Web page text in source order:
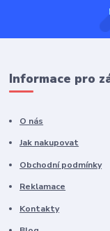
Informace pro
O nás
Jak nakupovat
Obchodní podmínky
Reklamace
Kontakty